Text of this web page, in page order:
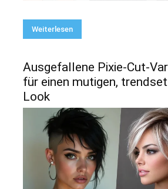
Weiterlesen
Ausgefallene Pixie-Cut-
für einen mutigen,
Look